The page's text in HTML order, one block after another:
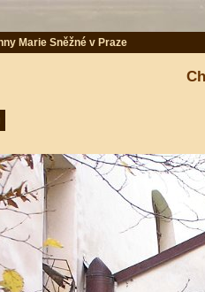
Marie Sněžné v Praze